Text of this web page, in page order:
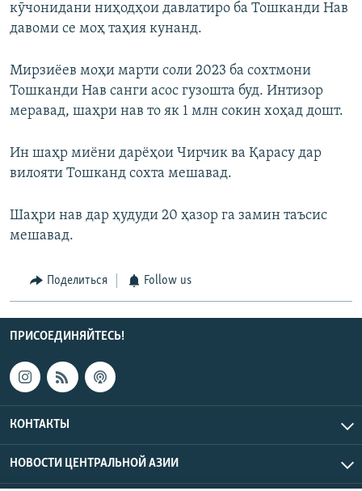
кӯчонидани ниҳодҳои давлатиро ба Тошканди Нав
давоми се моҳ таҳия кунанд.
Мирзиёев моҳи марти соли 2023 ба сохтмони
Тошканди Нав санги асос гузошта буд. Интизор
меравад, шаҳри нав то як 1 млн сокин хоҳад дошт.
Ин шаҳр миёни дарёҳои Чирчик ва Қарасу дар
вилояти Тошканд сохта мешавад.
Шаҳри нав дар ҳудуди 20 ҳазор га замин таъсис
мешавад.
Поделиться Follow us
ПРИСОЕДИНЯЙТЕСЬ!
КОНТАКТЫ
НОВОСТИ ЦЕНТРАЛЬНОЙ АЗИИ